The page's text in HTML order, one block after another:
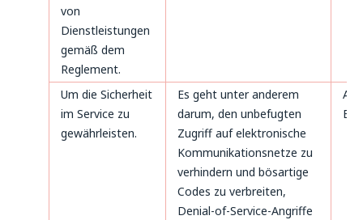
von
Dienstleistungen
gemäß dem
Reglement.
Um die Sicherheit
im Service zu
gewährleisten.
Es geht unter anderem
darum, den unbefugten
Zugriff auf elektronische
Kommunikationsnetze zu
verhindern und bösartige
Codes zu verbreiten,
Denial-of-Service-Angriffe
B.